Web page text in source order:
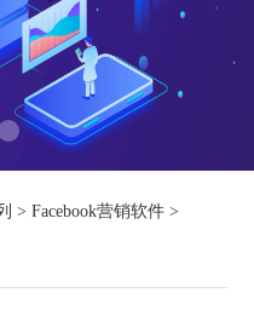
>Facebook营销软件 >